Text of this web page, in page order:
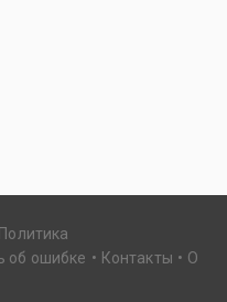
Политика
об ошибке Контакты
О